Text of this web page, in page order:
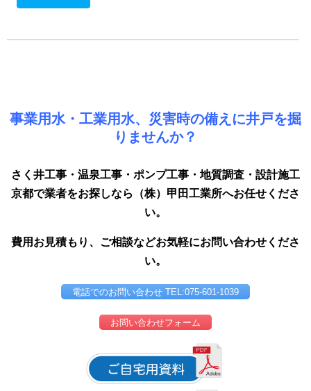
事業用水・工業用水、災害時の備えに井戸を掘
りませんか？
さく井工事・温泉工事・ポンプ工事・地質調査・設計施工
京都で業者をお探しなら（株）甲田工業所へお任せくださ
い。
費用お見積もり、ご相談などお気軽にお問い合わせくださ
い。
電話でのお問い合わせ TEL:075-601-1039
お問い合わせフォーム